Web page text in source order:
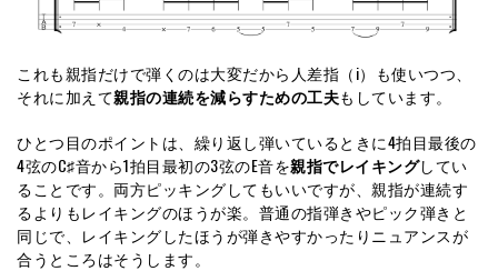
これも親指だけで弾くのは大変だから人差指（i）も使いつつ、
それに加えて親指の連続を減らすための工夫もしています。
ひとつ目のポイントは、繰り返し弾いているときに4拍目最後の
4弦のC♯音から1拍目最初の3弦のE音を親指でレイキングしてい
ることです。両方ピッキングしてもいいですが、親指が連続す
るよりもレイキングのほうが楽。普通の指弾きやピック弾きと
同じで、レイキングしたほうが弾きやすかったりニュアンスが
合うところはそうします。